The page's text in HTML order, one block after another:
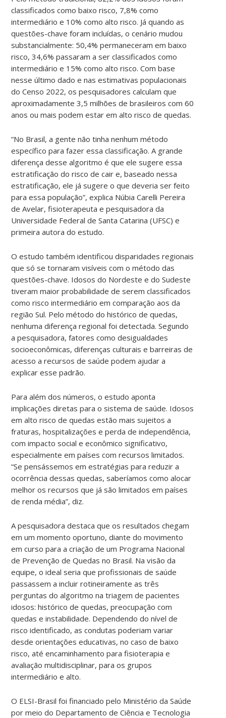
classificados como baixo risco, 7,8% como
intermediário e 10% como alto risco. Já quando as
questões-chave foram incluídas, o cenário mudou
substancialmente: 50,4% permaneceram em baixo
risco, 34,6% passaram a ser classificados como
intermediário e 15% como alto risco. Com base
nesse último dado e nas estimativas populacionais
do Censo 2022, os pesquisadores calculam que
aproximadamente 3,5 milhões de brasileiros com 60
anos ou mais podem estar em alto risco de quedas.
“No Brasil, a gente não tinha nenhum método
específico para fazer essa classificação. A grande
diferença desse algoritmo é que ele sugere essa
estratificação do risco de cair e, baseado nessa
estratificação, ele já sugere o que deveria ser feito
para essa população”, explica Núbia Carelli Pereira
de Avelar, fisioterapeuta e pesquisadora da
Universidade Federal de Santa Catarina (UFSC) e
primeira autora do estudo.
O estudo também identificou disparidades regionais
que só se tornaram visíveis com o método das
questões-chave. Idosos do Nordeste e do Sudeste
tiveram maior probabilidade de serem classificados
como risco intermediário em comparação aos da
região Sul. Pelo método do histórico de quedas,
nenhuma diferença regional foi detectada. Segundo
a pesquisadora, fatores como desigualdades
socioeconômicas, diferenças culturais e barreiras de
acesso a recursos de saúde podem ajudar a
explicar esse padrão.
Para além dos números, o estudo aponta
implicações diretas para o sistema de saúde. Idosos
em alto risco de quedas estão mais sujeitos a
fraturas, hospitalizações e perda de independência,
com impacto social e econômico significativo,
especialmente em países com recursos limitados.
“Se pensássemos em estratégias para reduzir a
ocorrência dessas quedas, saberíamos como alocar
melhor os recursos que já são limitados em países
de renda média”, diz.
A pesquisadora destaca que os resultados chegam
em um momento oportuno, diante do movimento
em curso para a criação de um Programa Nacional
de Prevenção de Quedas no Brasil. Na visão da
equipe, o ideal seria que profissionais de saúde
passassem a incluir rotineiramente as três
perguntas do algoritmo na triagem de pacientes
idosos: histórico de quedas, preocupação com
quedas e instabilidade. Dependendo do nível de
risco identificado, as condutas poderiam variar
desde orientações educativas, no caso de baixo
risco, até encaminhamento para fisioterapia e
avaliação multidisciplinar, para os grupos
intermediário e alto.
O ELSI-Brasil foi financiado pelo Ministério da Saúde
por meio do Departamento de Ciência e Tecnologia